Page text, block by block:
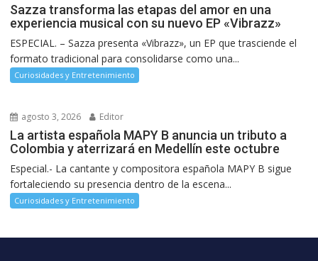
Sazza transforma las etapas del amor en una
experiencia musical con su nuevo EP «Vibrazz»
ESPECIAL. – Sazza presenta «Vibrazz», un EP que trasciende el
formato tradicional para consolidarse como una...
Curiosidades y Entretenimiento
agosto 3, 2026 Editor
La artista española MAPY B anuncia un tributo a
Colombia y aterrizará en Medellín este octubre
Especial.- La cantante y compositora española MAPY B sigue
fortaleciendo su presencia dentro de la escena...
Curiosidades y Entretenimiento